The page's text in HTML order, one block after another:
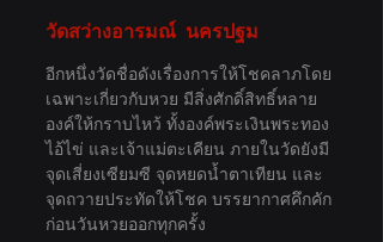
วัดสว่างอารมณ์  นครปฐม
อีกหนึ่งวัดชื่อดังเรื่องการให้โชคลาภโดย
เฉพาะเกี่ยวกับหวย มีสิ่งศักดิ์สิทธิ์หลาย
องค์ให้กราบไหว้ ทั้งองค์พระเงินพระทอง
ไอ้ไข่ และเจ้าแม่ตะเคียน ภายในวัดยังมี
จุดเสี่ยงเซียมซี จุดหยดน้ำตาเทียน และ
จุดถวายประทัดให้โชค บรรยากาศคึกคัก
ก่อนวันหวยออกทุกครั้ง